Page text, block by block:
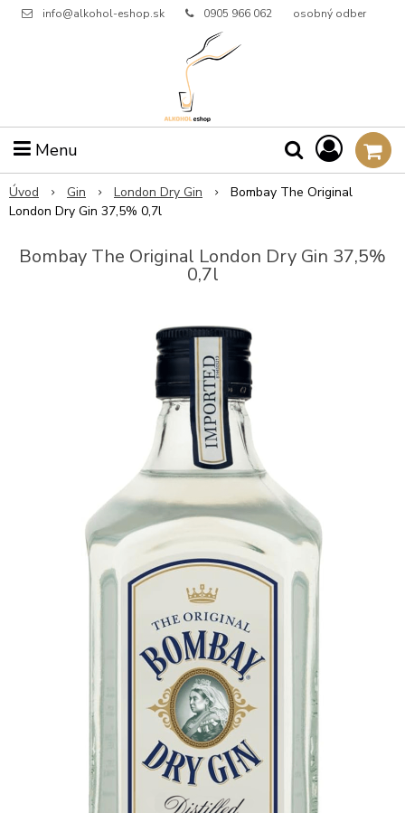
info@alkohol-eshop.sk 0905 966 062 osobný odber
Menu
Úvod Gin London Dry Gin
Bombay The Original
London Dry Gin 37,5% 0,7l
Bombay The Original London Dry Gin 37,5%
0,7l